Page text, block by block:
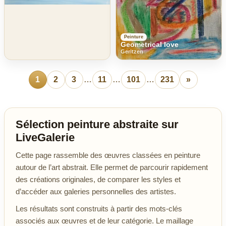
Peinture
Geometrical love
Geritzen
1 2 3 … 11 … 101 … 231 »
Sélection peinture abstraite sur
LiveGalerie
Cette page rassemble des œuvres classées en peinture
autour de l’art abstrait. Elle permet de parcourir rapidement
des créations originales, de comparer les styles et
d’accéder aux galeries personnelles des artistes.
Les résultats sont construits à partir des mots-clés
associés aux œuvres et de leur catégorie. Le maillage